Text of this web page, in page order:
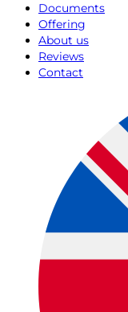
Documents
Offering
About us
Reviews
Contact